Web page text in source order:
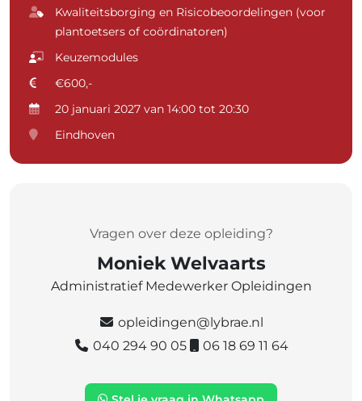
Kwaliteitsborging en Risicobeoordelingen (voor
plantoetsers of coördinatoren)
Keuzemodules
€600,-
20 januari 2027 van 14:00 tot 20:30
Eindhoven
Vragen over deze opleiding?
Moniek Welvaarts
Administratief Medewerker Opleidingen
opleidingen@lybrae.nl
040 294 90 05
06 18 69 11 64